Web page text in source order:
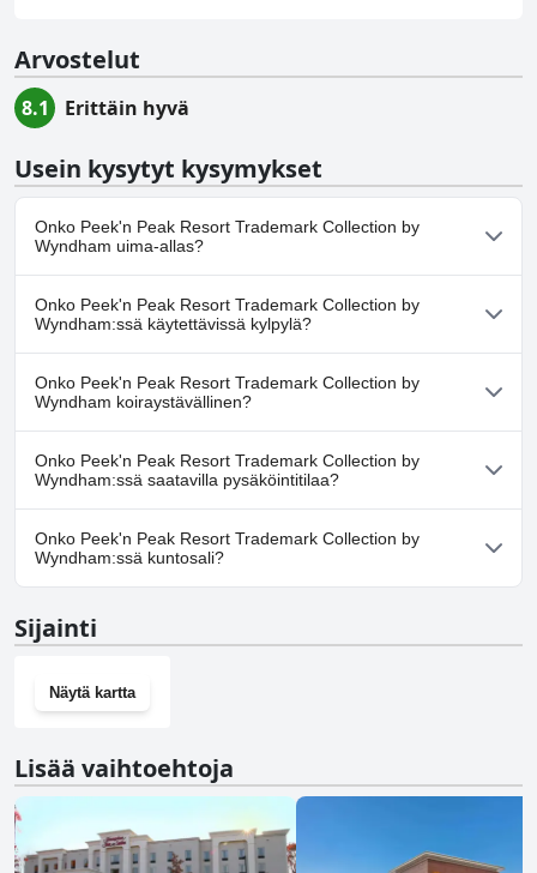
Arvostelut
8.1 Erittäin hyvä
Usein kysytyt kysymykset
Onko Peek'n Peak Resort Trademark Collection by
Wyndham uima-allas?
Kyllä, Peek'n Peak Resort Trademark Collection by Wyndham:ssä
on uima-allas/altaita, jotka kuuluvat yhteen tai useampaan
seuraavista luokista: Sisäuima-allas, Ulkouima-allas.
Onko Peek'n Peak Resort Trademark Collection by
Wyndham:ssä käytettävissä kylpylä?
Kyllä, Peek'n Peak Resort Trademark Collection by Wyndham
tarjoaa kylpylän.
Onko Peek'n Peak Resort Trademark Collection by
Wyndham koiraystävällinen?
Kyllä, Peek'n Peak Resort Trademark Collection by Wyndham
toivottaa koirat tervetulleiksi.
Onko Peek'n Peak Resort Trademark Collection by
Wyndham:ssä saatavilla pysäköintitilaa?
Kyllä, Peek'n Peak Resort Trademark Collection by Wyndham
tarjoaa pysäköintimahdollisuuden.
Onko Peek'n Peak Resort Trademark Collection by
Wyndham:ssä kuntosali?
kuntosali.
Sijainti
Näytä kartta
Lisää vaihtoehtoja